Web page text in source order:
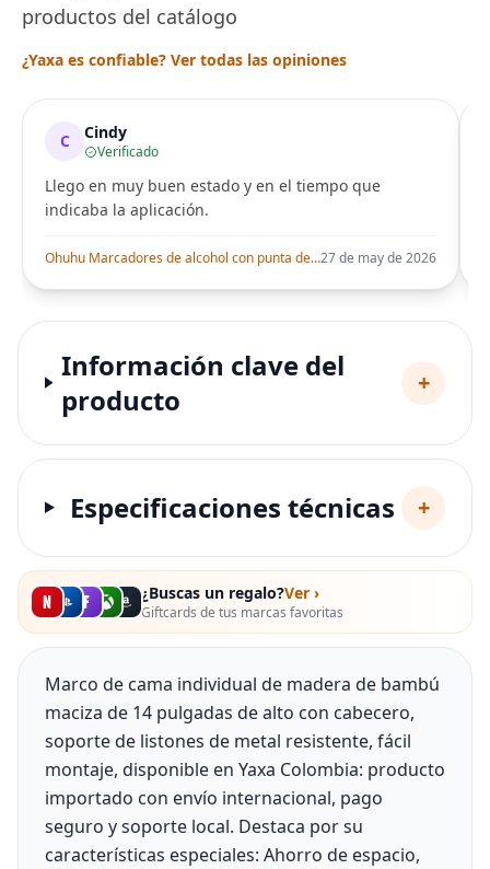
productos del catálogo
¿Yaxa es confiable? Ver todas las opiniones
C Cindy
Verificado
Llego en muy buen estado y en el tiempo que
indicaba la aplicación.
Ohuhu Marcadores de alcohol con punta de pincel – Juego de marcadores artísticos de doble punta con certificación AP para artistas adultos27 de may de 2026
Información clave del
producto
+
Especificaciones técnicas +
¿Buscas un regalo?Ver ›
Giftcards de tus marcas favoritas
Marco de cama individual de madera de bambú
maciza de 14 pulgadas de alto con cabecero,
soporte de listones de metal resistente, fácil
montaje, disponible en Yaxa Colombia: producto
importado con envío internacional, pago
seguro y soporte local. Destaca por su
características especiales: Ahorro de espacio,